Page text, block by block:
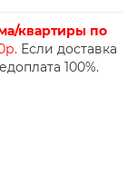
квартиры по
Если доставка
100%.